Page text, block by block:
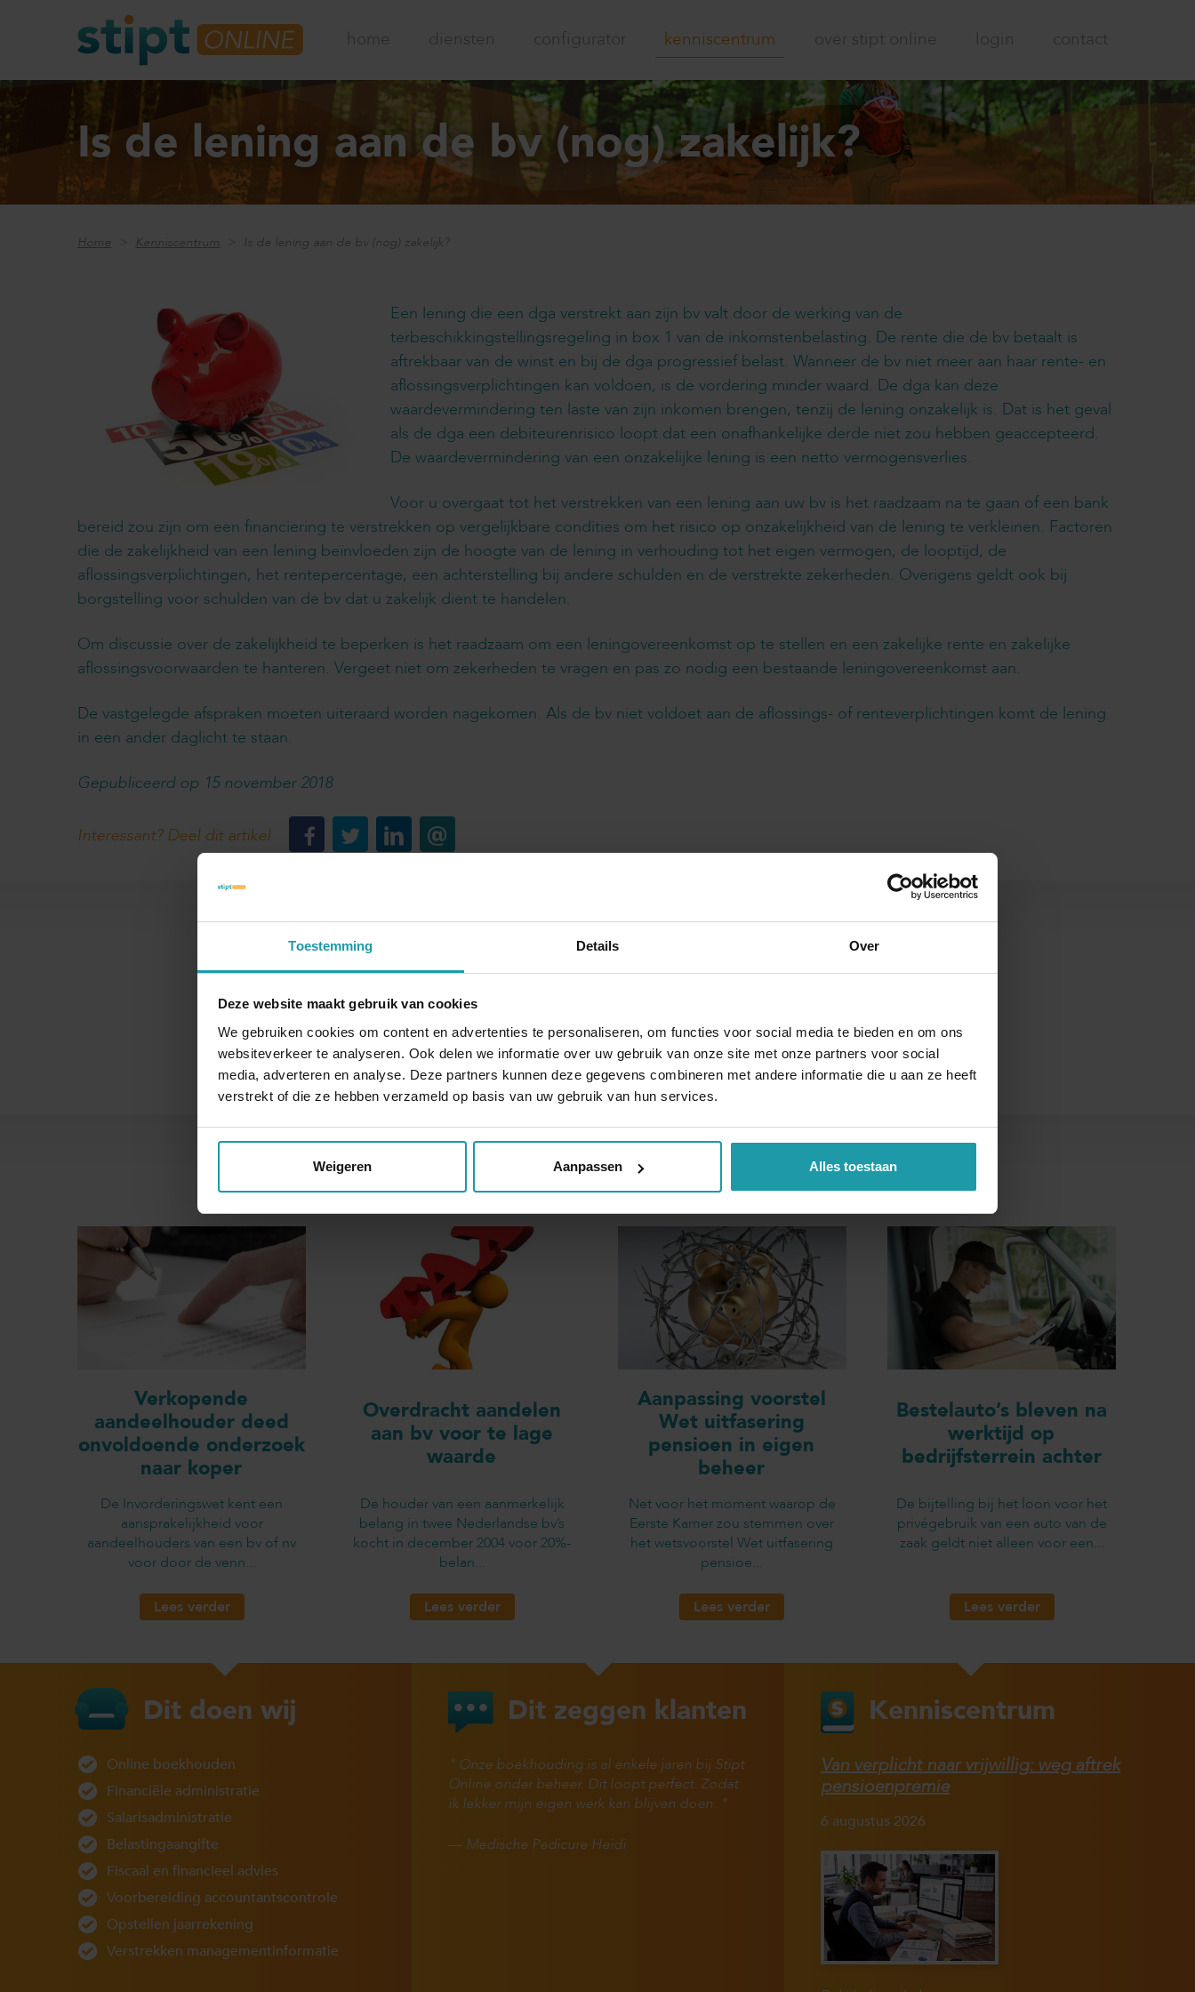
Toestemming Details Over
Deze website maakt gebruik van cookies
We gebruiken cookies om content en advertenties te personaliseren, om functies voor social media te bieden en om ons
websiteverkeer te analyseren. Ook delen we informatie over uw gebruik van onze site met onze partners voor social
media, adverteren en analyse. Deze partners kunnen deze gegevens combineren met andere informatie die u aan ze heeft
verstrekt of die ze hebben verzameld op basis van uw gebruik van hun services.
Weigeren Aanpassen Alles toestaan
home diensten configurator kenniscentrum over stipt online login contact
Is de lening aan de bv (nog) zakelijk?
Home Kenniscentrum Is de lening aan de bv (nog) zakelijk?
Een lening die een dga verstrekt aan zijn bv valt door de werking van de
terbeschikkingstellingsregeling in box 1 van de inkomstenbelasting. De rente die de bv betaalt is
aftrekbaar van de winst en bij de dga progressief belast. Wanneer de bv niet meer aan haar rente- en
aflossingsverplichtingen kan voldoen, is de vordering minder waard. De dga kan deze
waardevermindering ten laste van zijn inkomen brengen, tenzij de lening onzakelijk is. Dat is het geval
als de dga een debiteurenrisico loopt dat een onafhankelijke derde niet zou hebben geaccepteerd.
De waardevermindering van een onzakelijke lening is een netto vermogensverlies.
Voor u overgaat tot het verstrekken van een lening aan uw bv is het raadzaam na te gaan of een bank
bereid zou zijn om een financiering te verstrekken op vergelijkbare condities om het risico op onzakelijkheid van de lening te verkleinen. Factoren
die de zakelijkheid van een lening beïnvloeden zijn de hoogte van de lening in verhouding tot het eigen vermogen, de looptijd, de
aflossingsverplichtingen, het rentepercentage, een achterstelling bij andere schulden en de verstrekte zekerheden. Overigens geldt ook bij
borgstelling voor schulden van de bv dat u zakelijk dient te handelen.
Om discussie over de zakelijkheid te beperken is het raadzaam om een leningovereenkomst op te stellen en een zakelijke rente en zakelijke
aflossingsvoorwaarden te hanteren. Vergeet niet om zekerheden te vragen en pas zo nodig een bestaande leningovereenkomst aan.
De vastgelegde afspraken moeten uiteraard worden nagekomen. Als de bv niet voldoet aan de aflossings- of renteverplichtingen komt de lening
in een ander daglicht te staan.
Gepubliceerd op 15 november 2018
Interessant? Deel dit artikel
Blijf op de hoogte van het financiële nieuws
Naam*
Andere interessante artikelen
Verkopende
aandeelhouder deed
onvoldoende onderzoek
naar koper
De Invorderingswet kent een
aansprakelijkheid voor
aandeelhouders van een bv of nv
voor door de venn...
Lees verder
Overdracht aandelen
aan bv voor te lage
waarde
De houder van een aanmerkelijk
belang in twee Nederlandse bv’s
kocht in december 2004 voor 20%-
belan...
Lees verder
Aanpassing voorstel
Wet uitfasering
pensioen in eigen
beheer
Net voor het moment waarop de
Eerste Kamer zou stemmen over
het wetsvoorstel Wet uitfasering
pensioe...
Lees verder
Bestelauto’s bleven na
werktijd op
bedrijfsterrein achter
De bijtelling bij het loon voor het
privégebruik van een auto van de
zaak geldt niet alleen voor een...
Lees verder
Dit doen wij
Online boekhouden
Financiële administratie
Salarisadministratie
Belastingaangifte
Fiscaal en financieel advies
Voorbereiding accountantscontrole
Opstellen jaarrekening
Verstrekken managementinformatie
Dit zeggen klanten
Onze boekhouding is al enkele jaren bij Stipt
Online onder beheer. Dit loopt perfect. Zodat
ik lekker mijn eigen werk kan blijven doen.
— Medische Pedicure Heidi
Kenniscentrum
Van verplicht naar vrijwillig: weg aftrek
pensioenpremie
6 augustus 2026